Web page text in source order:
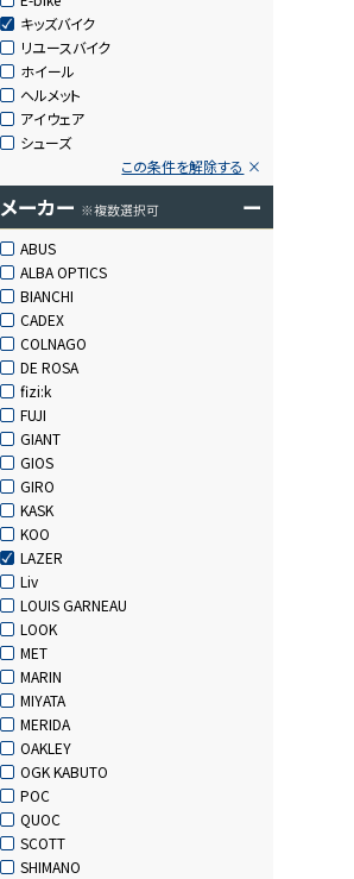
キッズバイク
リユースバイク
ホイール
ヘルメット
アイウェア
シューズ
この条件を解除する
メーカー ※複数選択可 ー
ABUS
ALBA OPTICS
BIANCHI
CADEX
COLNAGO
DE ROSA
fizi:k
FUJI
GIANT
GIOS
GIRO
KASK
KOO
LAZER
Liv
LOUIS GARNEAU
LOOK
MET
MARIN
MIYATA
MERIDA
OAKLEY
OGK KABUTO
POC
QUOC
SCOTT
SHIMANO